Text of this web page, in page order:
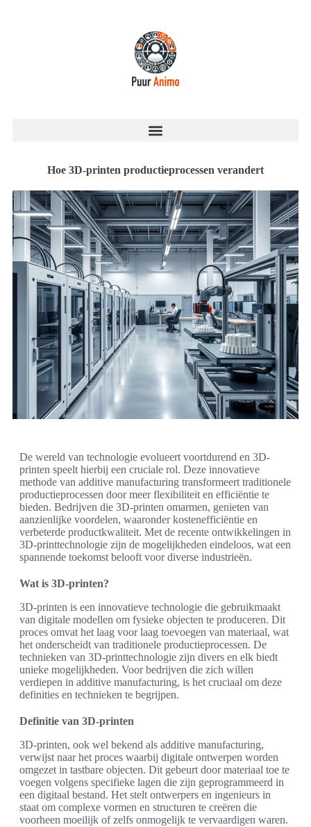
Hoe 3D-printen productieprocessen verandert
De wereld van technologie evolueert voortdurend en 3D-
printen speelt hierbij een cruciale rol. Deze innovatieve
methode van additive manufacturing transformeert traditionele
productieprocessen door meer flexibiliteit en efficiëntie te
bieden. Bedrijven die 3D-printen omarmen, genieten van
aanzienlijke voordelen, waaronder kostenefficiëntie en
verbeterde productkwaliteit. Met de recente ontwikkelingen in
3D-printtechnologie zijn de mogelijkheden eindeloos, wat een
spannende toekomst belooft voor diverse industrieën.
Wat is 3D-printen?
3D-printen is een innovatieve technologie die gebruikmaakt
van digitale modellen om fysieke objecten te produceren. Dit
proces omvat het laag voor laag toevoegen van materiaal, wat
het onderscheidt van traditionele productieprocessen. De
technieken van 3D-printtechnologie zijn divers en elk biedt
unieke mogelijkheden. Voor bedrijven die zich willen
verdiepen in additive manufacturing, is het cruciaal om deze
definities en technieken te begrijpen.
Definitie van 3D-printen
3D-printen, ook wel bekend als additive manufacturing,
verwijst naar het proces waarbij digitale ontwerpen worden
omgezet in tastbare objecten. Dit gebeurt door materiaal toe te
voegen volgens specifieke lagen die zijn geprogrammeerd in
een digitaal bestand. Het stelt ontwerpers en ingenieurs in
staat om complexe vormen en structuren te creëren die
voorheen moeilijk of zelfs onmogelijk te vervaardigen waren.